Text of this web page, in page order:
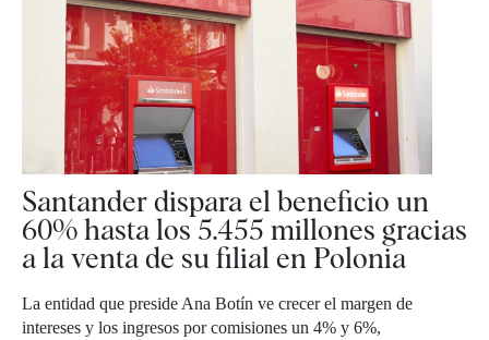
Santander dispara el beneficio un
60% hasta los 5.455 millones gracias
a la venta de su filial en Polonia
La entidad que preside Ana Botín ve crecer el margen de
intereses y los ingresos por comisiones un 4% y 6%,